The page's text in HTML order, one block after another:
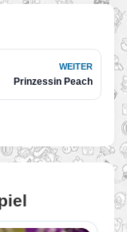
WEITER
Prinzessin Peach